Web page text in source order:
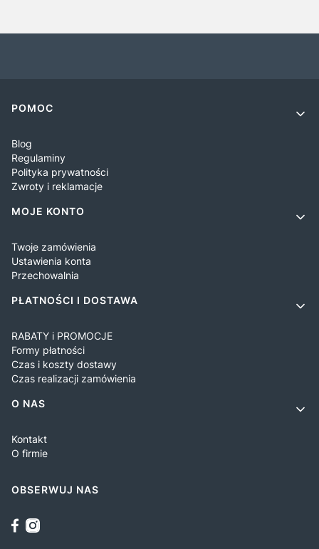
Linki w stopce
POMOC
Blog
Regulaminy
Polityka prywatności
Zwroty i reklamacje
MOJE KONTO
Twoje zamówienia
Ustawienia konta
Przechowalnia
PŁATNOŚCI I DOSTAWA
RABATY i PROMOCJE
Formy płatności
Czas i koszty dostawy
Czas realizacji zamówienia
O NAS
Kontakt
O firmie
OBSERWUJ NAS